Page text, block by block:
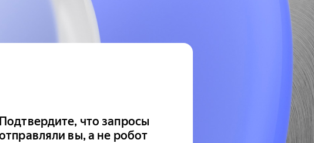
Подтвердите, что запросы
вы, а не робот